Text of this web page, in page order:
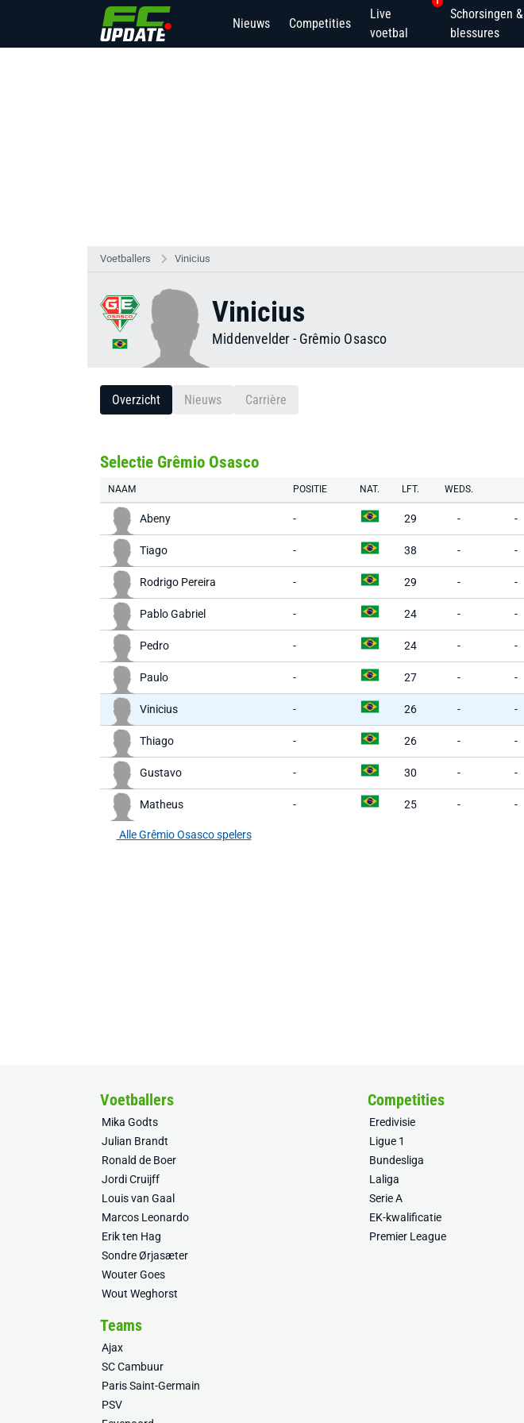
Nieuws Competities
Live
voetbal
Schorsingen &
blessures
Voetballers Vinicius
Vinicius
Middenvelder - Grêmio Osasco
Overzicht Nieuws Carrière
Selectie Grêmio Osasco
NAAM POSITIE NAT. LFT. WEDS.
Abeny - 29 - -
Tiago - 38 - -
Rodrigo Pereira - 29 - -
Pablo Gabriel - 24 - -
Pedro - 24 - -
Paulo - 27 - -
Vinicius - 26 - -
Thiago - 26 - -
Gustavo - 30 - -
Matheus - 25 - -
Alle Grêmio Osasco spelers
Voetballers
Mika Godts
Julian Brandt
Ronald de Boer
Jordi Cruijff
Louis van Gaal
Marcos Leonardo
Erik ten Hag
Sondre Ørjasæter
Wouter Goes
Wout Weghorst
Competities
Eredivisie
Ligue 1
Bundesliga
Laliga
Serie A
EK-kwalificatie
Premier League
Teams
Ajax
SC Cambuur
Paris Saint-Germain
PSV